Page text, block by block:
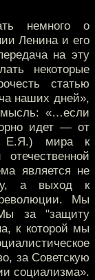
немного о
Ленина и его
на эту
некоторые
статью
наших дней»,
«…если
идет — от
– Е.Я.) мира к
является не
а выход к
революции. Мы
за "защиту
к которой мы
за Советскую
социализма».